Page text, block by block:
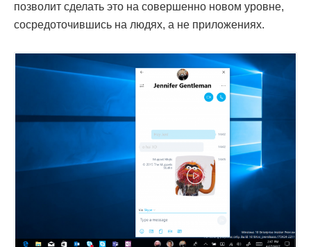
позволит сделать это на совершенно новом уровне,
сосредоточившись на людях, а не приложениях.